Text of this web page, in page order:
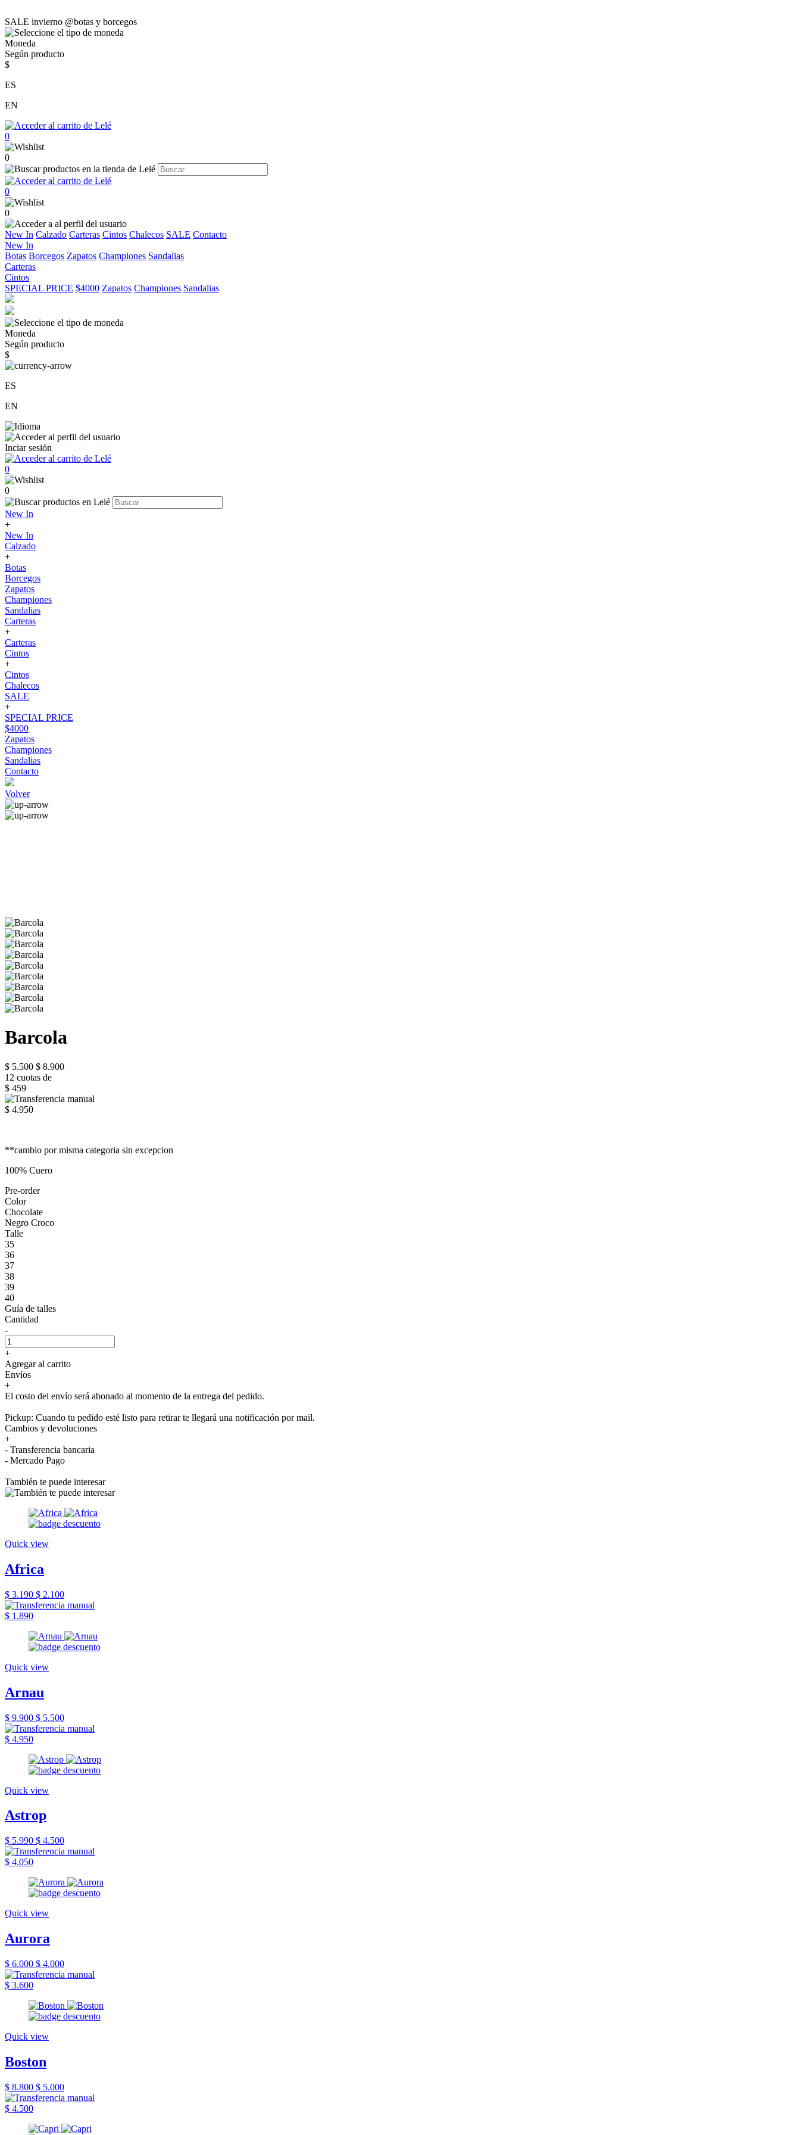
SALE invierno @botas y borcegos
Moneda
Según producto
$
ES
EN
0
0
0
0
New In Calzado Carteras Cintos Chalecos SALE Contacto
New In
Botas Borcegos Zapatos Championes Sandalias
Carteras
Cintos
SPECIAL PRICE $4000 Zapatos Championes Sandalias
Moneda
Según producto
$
ES
EN
Inciar sesión
0
0
New In
+
New In
Calzado
+
Botas
Borcegos
Zapatos
Championes
Sandalias
Carteras
+
Carteras
Cintos
+
Cintos
Chalecos
SALE
+
SPECIAL PRICE
$4000
Zapatos
Championes
Sandalias
Contacto
Volver
Barcola
$ 5.500 $ 8.900
12 cuotas de
$ 459
$ 4.950
**cambio por misma categoria sin excepcion
100% Cuero
Pre-order
Color
Chocolate
Negro Croco
Talle
35
36
37
38
39
40
Guía de talles
Cantidad
-
+
Agregar al carrito
Envíos
+
El costo del envío será abonado al momento de la entrega del pedido.
Pickup: Cuando tu pedido esté listo para retirar te llegará una notificación por mail.
Cambios y devoluciones
+
- Transferencia bancaria
- Mercado Pago
También te puede interesar
Quick view
Africa
$ 3.190 $ 2.100
$ 1.890
Quick view
Arnau
$ 9.900 $ 5.500
$ 4.950
Quick view
Astrop
$ 5.990 $ 4.500
$ 4.050
Quick view
Aurora
$ 6.000 $ 4.000
$ 3.600
Quick view
Boston
$ 8.800 $ 5.000
$ 4.500